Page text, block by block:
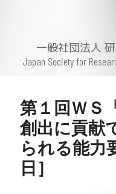
一般社団法人
Japan Society for
第１回ＷＳ
創出に貢献
られる能力
日］